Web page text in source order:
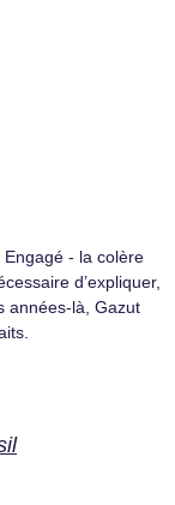
- la colère
d’expliquer,
années-là, Gazut